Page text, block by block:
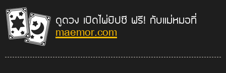
ดูดวง เปิดไพ่ยิปซี ฟรี! กับแม่หมอที่
maemor.com